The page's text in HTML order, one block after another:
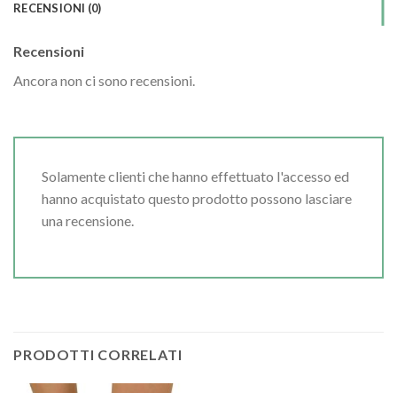
RECENSIONI (0)
Recensioni
Ancora non ci sono recensioni.
Solamente clienti che hanno effettuato l'accesso ed
hanno acquistato questo prodotto possono lasciare
una recensione.
PRODOTTI CORRELATI